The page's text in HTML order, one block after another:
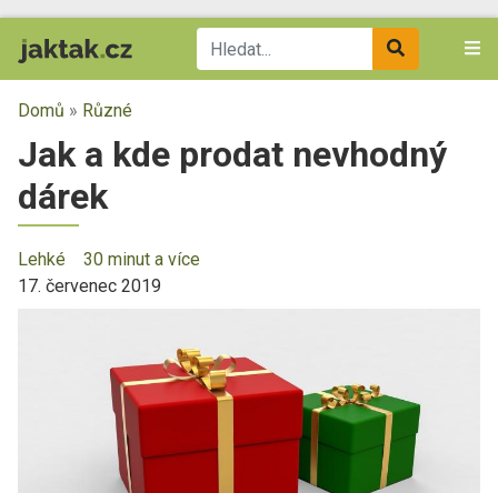
Domů » Různé
Jak a kde prodat nevhodný
dárek
Lehké
30 minut a více
17. červenec 2019